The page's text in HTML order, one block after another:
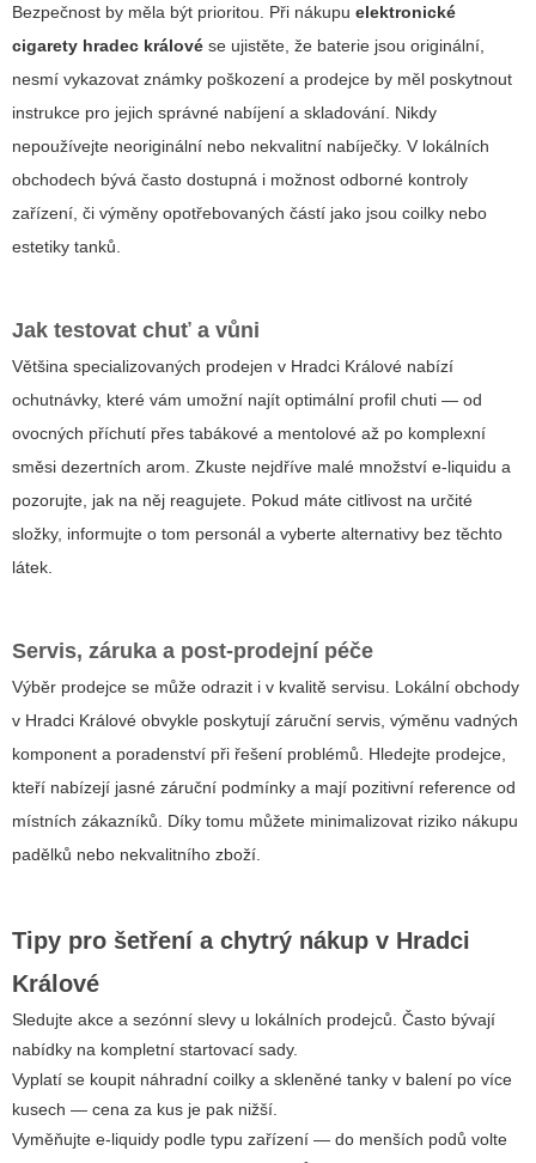
Bezpečnost by měla být prioritou. Při nákupu elektronické
cigarety hradec králové se ujistěte, že baterie jsou originální,
nesmí vykazovat známky poškození a prodejce by měl poskytnout
instrukce pro jejich správné nabíjení a skladování. Nikdy
nepoužívejte neoriginální nebo nekvalitní nabíječky. V lokálních
obchodech bývá často dostupná i možnost odborné kontroly
zařízení, či výměny opotřebovaných částí jako jsou coilky nebo
estetiky tanků.
Jak testovat chuť a vůni
Většina specializovaných prodejen v Hradci Králové nabízí
ochutnávky, které vám umožní najít optimální profil chuti — od
ovocných příchutí přes tabákové a mentolové až po komplexní
směsi dezertních arom. Zkuste nejdříve malé množství e-liquidu a
pozorujte, jak na něj reagujete. Pokud máte citlivost na určité
složky, informujte o tom personál a vyberte alternativy bez těchto
látek.
Servis, záruka a post-prodejní péče
Výběr prodejce se může odrazit i v kvalitě servisu. Lokální obchody
v Hradci Králové obvykle poskytují záruční servis, výměnu vadných
komponent a poradenství při řešení problémů. Hledejte prodejce,
kteří nabízejí jasné záruční podmínky a mají pozitivní reference od
místních zákazníků. Díky tomu můžete minimalizovat riziko nákupu
padělků nebo nekvalitního zboží.
Tipy pro šetření a chytrý nákup v Hradci
Králové
Sledujte akce a sezónní slevy u lokálních prodejců. Často bývají
nabídky na kompletní startovací sady.
Vyplatí se koupit náhradní coilky a skleněné tanky v balení po více
kusech — cena za kus je pak nižší.
Vyměňujte e-liquidy podle typu zařízení — do menších podů volte